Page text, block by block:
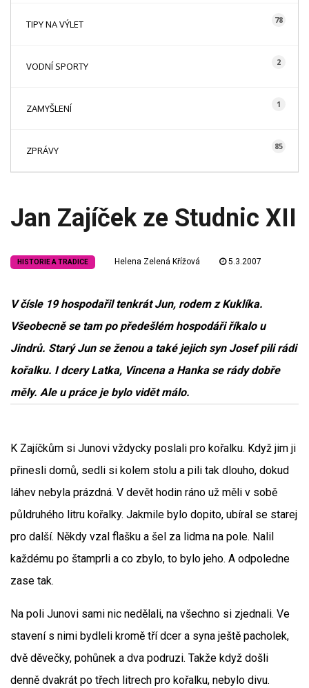
TIPY NA VÝLET 78
VODNÍ SPORTY 2
ZAMYŠLENÍ 1
ZPRÁVY 85
Jan Zajíček ze Studnic XII
HISTORIE A TRADICE Helena Zelená Křížová 5.3.2007
V čísle 19 hospodařil tenkrát Jun, rodem z Kuklíka.
Všeobecně se tam po předešlém hospodáři říkalo u
Jindrů. Starý Jun se ženou a také jejich syn Josef pili rádi
kořalku. I dcery Latka, Vincena a Hanka se rády dobře
měly. Ale u práce je bylo vidět málo.
K Zajíčkům si Junovi vždycky poslali pro kořalku. Když jim ji
přinesli domů, sedli si kolem stolu a pili tak dlouho, dokud
láhev nebyla prázdná. V devět hodin ráno už měli v sobě
půldruhého litru kořalky. Jakmile bylo dopito, ubíral se starej
pro další. Někdy vzal flašku a šel za lidma na pole. Nalil
každému po štamprli a co zbylo, to bylo jeho. A odpoledne
zase tak.
Na poli Junovi sami nic nedělali, na všechno si zjednali. Ve
stavení s nimi bydleli kromě tří dcer a syna ještě pacholek,
dvě děvečky, pohůnek a dva podruzi. Takže když došli
denně dvakrát po třech litrech pro kořalku, nebylo divu.